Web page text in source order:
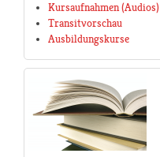
Kursaufnahmen (Audios)
Transitvorschau
Ausbildungskurse